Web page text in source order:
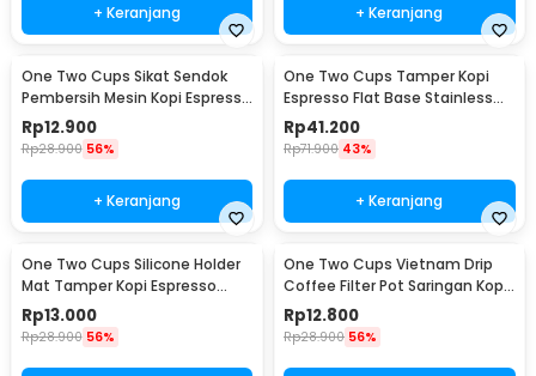
+ Keranjang + Keranjang
One Two Cups Sikat Sendok
Pembersih Mesin Kopi Espresso
2in1 - 8809
Rp12.900
Rp28.900 56%
+ Keranjang
One Two Cups Tamper Kopi
Espresso Flat Base Stainless
Steel 51mm - SS51
Rp41.200
Rp71.900 43%
+ Keranjang
One Two Cups Silicone Holder
Mat Tamper Kopi Espresso
Barista - 0310
Rp13.000
Rp28.900 56%
One Two Cups Vietnam Drip
Coffee Filter Pot Saringan Kopi
124ml 7Q - LC1
Rp12.800
Rp28.900 56%